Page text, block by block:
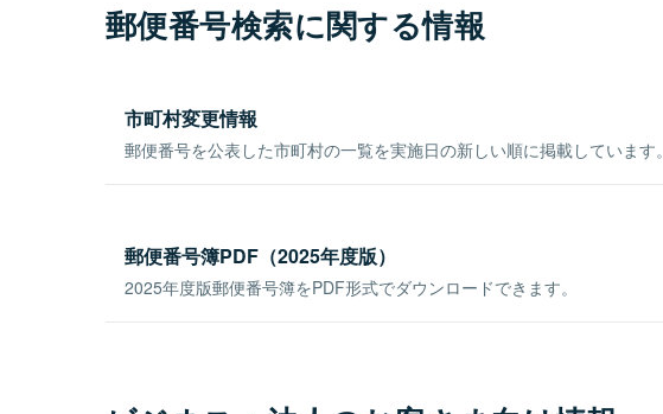
郵便番号検索に関する情報
市町村変更情報
郵便番号を公表した市町村の一覧を実施日の新しい順に掲載しています。
郵便番号簿PDF（2025年度版）
2025年度版郵便番号簿をPDF形式でダウンロードできます。